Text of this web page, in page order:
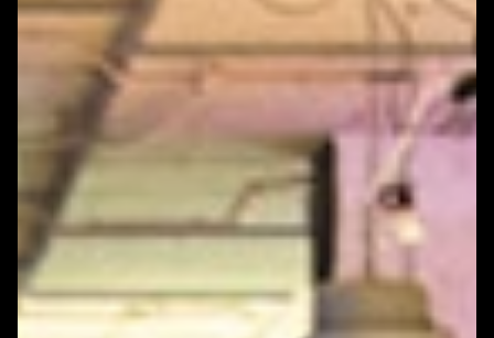
EVENEMENTEN
VRIJE TIJD
ARTIKELEN
CREATIEVE BROEDPLAATSEN
INSCHRIJVEN NIEUWBRIEF